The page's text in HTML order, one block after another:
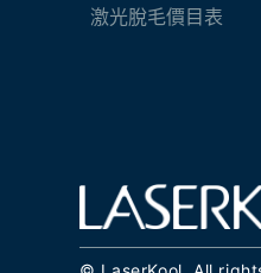
激光脫毛價目表